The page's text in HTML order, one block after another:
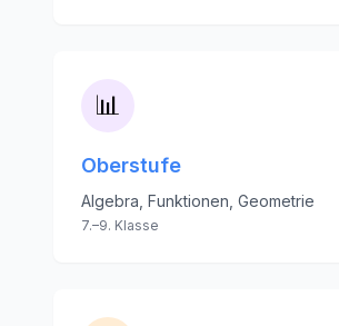
📊
Oberstufe
Algebra, Funktionen, Geometrie
7.–9. Klasse